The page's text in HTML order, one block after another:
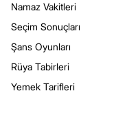
Namaz Vakitleri
Seçim Sonuçları
Şans Oyunları
Rüya Tabirleri
Yemek Tarifleri